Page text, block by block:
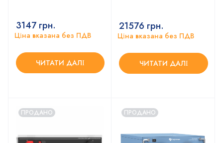
3147грн.
Ціна вказана без ПДВ
ЧИТАТИ ДАЛІ
21576 грн.
Ціна вказана без ПДВ
ЧИТАТИ ДАЛІ
ПРОДАНО ПРОДАНО